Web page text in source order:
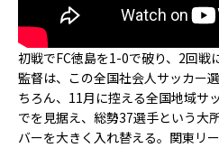
初戦でFC徳島を1-0で破り、2回戦
監督は、この全国社会人サッカー
ちろん、11月に控える全国地域サ
でを見据え、総勢37選手という大
バーを大きく入れ替える。関東リ